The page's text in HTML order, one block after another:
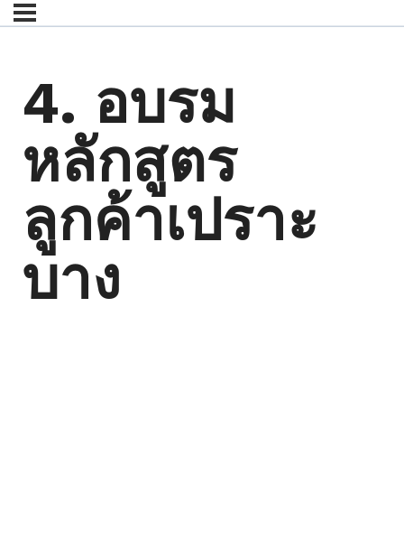
4. อบรม
หลักสูตร
ลูกค้าเปราะ
บาง